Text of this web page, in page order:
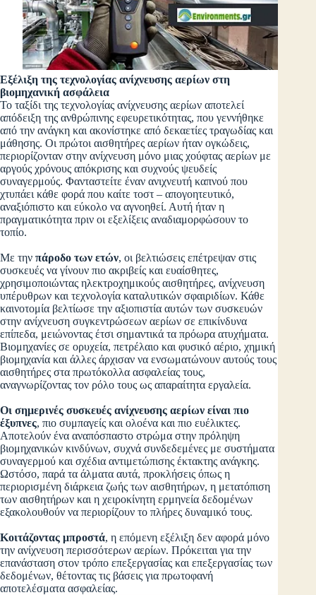
Εξέλιξη της τεχνολογίας ανίχνευσης αερίων στη
βιομηχανική ασφάλεια
Το ταξίδι της τεχνολογίας ανίχνευσης αερίων αποτελεί
απόδειξη της ανθρώπινης εφευρετικότητας, που γεννήθηκε
από την ανάγκη και ακονίστηκε από δεκαετίες τραγωδίας και
μάθησης. Οι πρώτοι αισθητήρες αερίων ήταν ογκώδεις,
περιορίζονταν στην ανίχνευση μόνο μιας χούφτας αερίων με
αργούς χρόνους απόκρισης και συχνούς ψευδείς
συναγερμούς. Φανταστείτε έναν ανιχνευτή καπνού που
χτυπάει κάθε φορά που καίτε τοστ – απογοητευτικό,
αναξιόπιστο και εύκολο να αγνοηθεί. Αυτή ήταν η
πραγματικότητα πριν οι εξελίξεις αναδιαμορφώσουν το
τοπίο.
Με την πάροδο των ετών, οι βελτιώσεις επέτρεψαν στις
συσκευές να γίνουν πιο ακριβείς και ευαίσθητες,
χρησιμοποιώντας ηλεκτροχημικούς αισθητήρες, ανίχνευση
υπέρυθρων και τεχνολογία καταλυτικών σφαιριδίων. Κάθε
καινοτομία βελτίωσε την αξιοπιστία αυτών των συσκευών
στην ανίχνευση συγκεντρώσεων αερίων σε επικίνδυνα
επίπεδα, μειώνοντας έτσι σημαντικά τα πρόωρα ατυχήματα.
Βιομηχανίες σε ορυχεία, πετρέλαιο και φυσικό αέριο, χημική
βιομηχανία και άλλες άρχισαν να ενσωματώνουν αυτούς τους
αισθητήρες στα πρωτόκολλα ασφαλείας τους,
αναγνωρίζοντας τον ρόλο τους ως απαραίτητα εργαλεία.
Οι σημερινές συσκευές ανίχνευσης αερίων είναι πιο
έξυπνες, πιο συμπαγείς και ολοένα και πιο ευέλικτες.
Αποτελούν ένα αναπόσπαστο στρώμα στην πρόληψη
βιομηχανικών κινδύνων, συχνά συνδεδεμένες με συστήματα
συναγερμού και σχέδια αντιμετώπισης έκτακτης ανάγκης.
Ωστόσο, παρά τα άλματα αυτά, προκλήσεις όπως η
περιορισμένη διάρκεια ζωής των αισθητήρων, η μετατόπιση
των αισθητήρων και η χειροκίνητη ερμηνεία δεδομένων
εξακολουθούν να περιορίζουν το πλήρες δυναμικό τους.
Κοιτάζοντας μπροστά, η επόμενη εξέλιξη δεν αφορά μόνο
την ανίχνευση περισσότερων αερίων. Πρόκειται για την
επανάσταση στον τρόπο επεξεργασίας και επεξεργασίας των
δεδομένων, θέτοντας τις βάσεις για πρωτοφανή
αποτελέσματα ασφαλείας.